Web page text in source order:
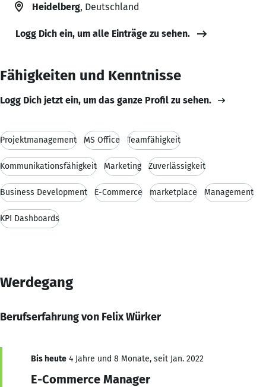
Heidelberg, Deutschland
Logg Dich ein, um alle Einträge zu sehen.
Fähigkeiten und Kenntnisse
Logg Dich jetzt ein, um das ganze Profil zu sehen.
Projektmanagement MS Office Teamfähigkeit
Kommunikationsfähigkeit Marketing Zuverlässigkeit
Business Development E-Commerce marketplace Management
KPI Dashboards
Werdegang
Berufserfahrung von Felix Würker
Bis heute 4 Jahre und 8 Monate, seit Jan. 2022
E-Commerce Manager